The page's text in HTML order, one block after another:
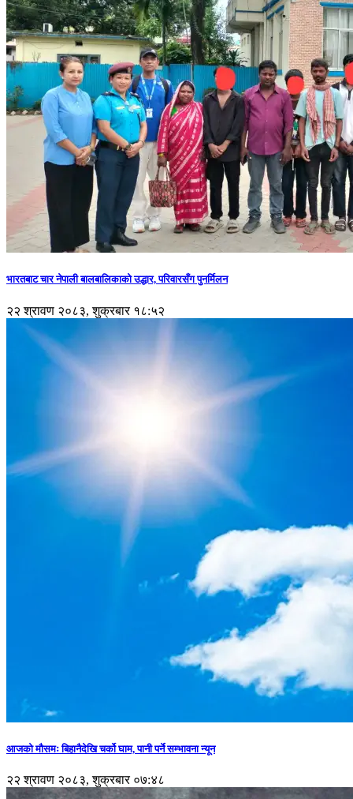
भारतबाट चार नेपाली बालबालिकाको उद्धार, परिवारसँग पुनर्मिलन
२२ श्रावण २०८३, शुक्रबार १८:५२
आजको मौसमः बिहानैदेखि चर्को घाम, पानी पर्ने सम्भावना न्यून
२२ श्रावण २०८३, शुक्रबार ०७:४८